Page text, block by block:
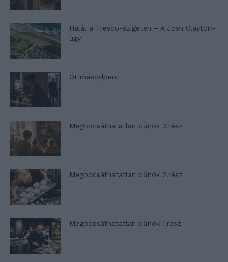
Halál a Tresco-szigeten – A Josh Clayton-
ügy
Öt másodperc
Megbocsáthatatlan bűnök 3.rész
Megbocsáthatatlan bűnök 2.rész
Megbocsáthatatlan bűnök 1.rész